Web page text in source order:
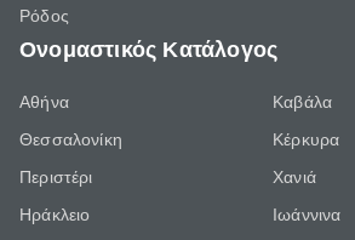
Ρόδος
Ονομαστικός Κατάλογος
Αθήνα
Θεσσαλονίκη
Περιστέρι
Ηράκλειο
Καβάλα
Κέρκυρα
Χανιά
Ιωάννινα